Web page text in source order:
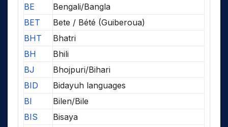
BE
Bengali/Bangla
BET
Bete / Bété (Guiberoua)
BHT
Bhatri
BH
Bhili
BJ
Bhojpuri/Bihari
BID
Bidayuh languages
BI
Bilen/Bile
BIS
Bisaya